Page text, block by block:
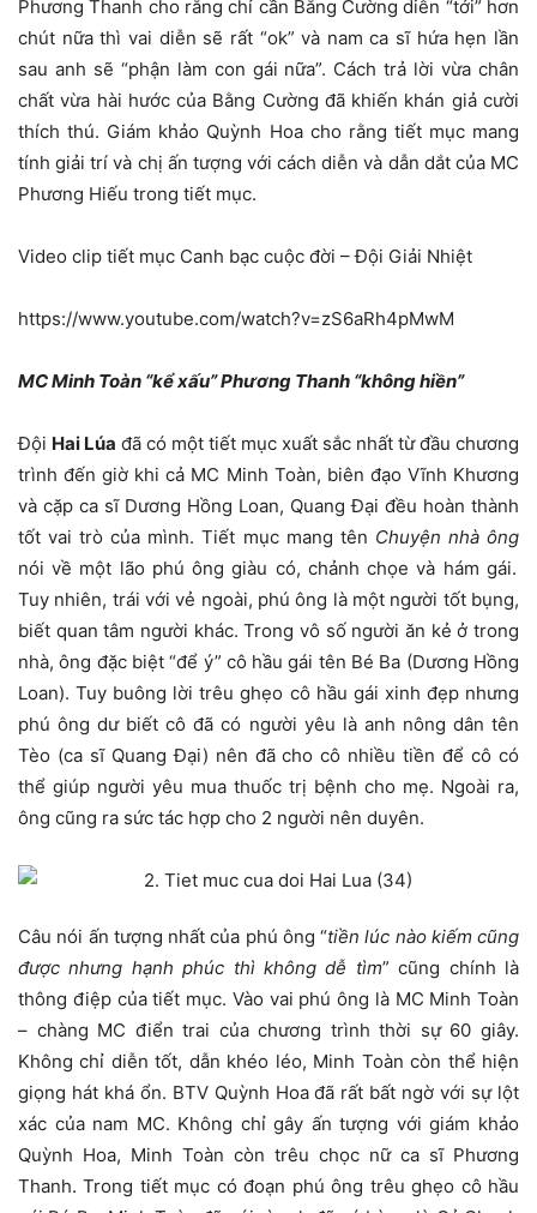
Phương Thanh cho rằng chỉ cần Bằng Cường diễn “tới” hơn
chút nữa thì vai diễn sẽ rất “ok” và nam ca sĩ hứa hẹn lần
sau anh sẽ “phận làm con gái nữa”. Cách trả lời vừa chân
chất vừa hài hước của Bằng Cường đã khiến khán giả cười
thích thú. Giám khảo Quỳnh Hoa cho rằng tiết mục mang
tính giải trí và chị ấn tượng với cách diễn và dẫn dắt của MC
Phương Hiếu trong tiết mục.
Video clip tiết mục Canh bạc cuộc đời – Đội Giải Nhiệt
https://www.youtube.com/watch?v=zS6aRh4pMwM
MC Minh Toàn “kể xấu” Phương Thanh “không hiền”
Đội Hai Lúa đã có một tiết mục xuất sắc nhất từ đầu chương
trình đến giờ khi cả MC Minh Toàn, biên đạo Vĩnh Khương
và cặp ca sĩ Dương Hồng Loan, Quang Đại đều hoàn thành
tốt vai trò của mình. Tiết mục mang tên Chuyện nhà ông
nói về một lão phú ông giàu có, chảnh chọe và hám gái.
Tuy nhiên, trái với vẻ ngoài, phú ông là một người tốt bụng,
biết quan tâm người khác. Trong vô số người ăn kẻ ở trong
nhà, ông đặc biệt “để ý” cô hầu gái tên Bé Ba (Dương Hồng
Loan). Tuy buông lời trêu ghẹo cô hầu gái xinh đẹp nhưng
phú ông dư biết cô đã có người yêu là anh nông dân tên
Tèo (ca sĩ Quang Đại) nên đã cho cô nhiều tiền để cô có
thể giúp người yêu mua thuốc trị bệnh cho mẹ. Ngoài ra,
ông cũng ra sức tác hợp cho 2 người nên duyên.
Câu nói ấn tượng nhất của phú ông “tiền lúc nào kiếm cũng
được nhưng hạnh phúc thì không dễ tìm” cũng chính là
thông điệp của tiết mục. Vào vai phú ông là MC Minh Toàn
– chàng MC điển trai của chương trình thời sự 60 giây.
Không chỉ diễn tốt, dẫn khéo léo, Minh Toàn còn thể hiện
giọng hát khá ổn. BTV Quỳnh Hoa đã rất bất ngờ với sự lột
xác của nam MC. Không chỉ gây ấn tượng với giám khảo
Quỳnh Hoa, Minh Toàn còn trêu chọc nữ ca sĩ Phương
Thanh. Trong tiết mục có đoạn phú ông trêu ghẹo cô hầu